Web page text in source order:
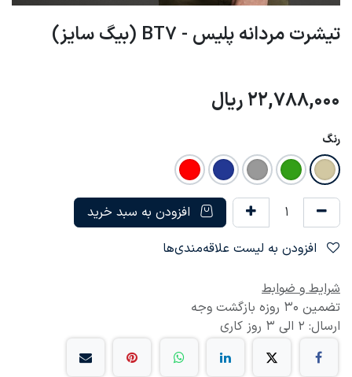
تیشرت مردانه پلیس - BT7 (بیگ سایز)
22,788,000 ریال
رنگ
افزودن به سبد خرید
شرایط و ضوابط
تضمین 30 روزه بازگشت وجه
ارسال: 2 الی 3 روز کاری